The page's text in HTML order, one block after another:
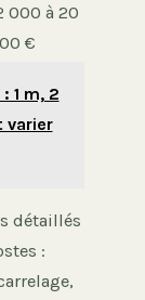
000 à 20
€
1 m, 2
varier
détaillés
: